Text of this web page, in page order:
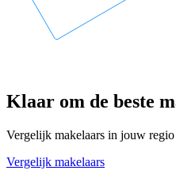
Klaar om de beste
Vergelijk makelaars in jouw regio
Vergelijk makelaars